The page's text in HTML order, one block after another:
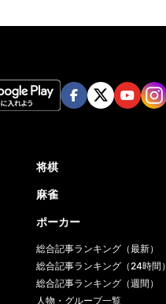
将棋
麻雀
ポーカー
総合記事ランキング（最新）
総合記事ランキング（24時間）
総合記事ランキング（週間）
人物・グループ一覧